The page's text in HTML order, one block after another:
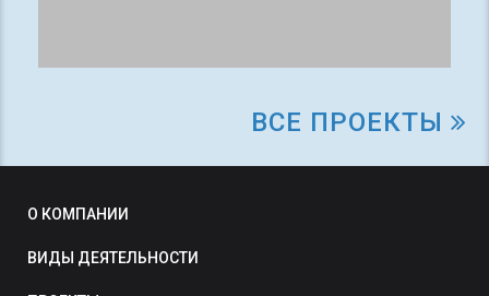
ВСЕ ПРОЕКТЫ
О КОМПАНИИ
ВИДЫ ДЕЯТЕЛЬНОСТИ